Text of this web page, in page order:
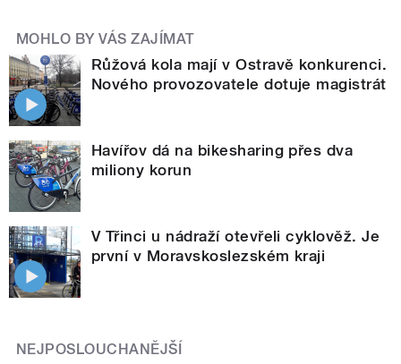
MOHLO BY VÁS ZAJÍMAT
Růžová kola mají v Ostravě konkurenci.
Nového provozovatele dotuje magistrát
Havířov dá na bikesharing přes dva
miliony korun
V Třinci u nádraží otevřeli cyklověž. Je
první v Moravskoslezském kraji
NEJPOSLOUCHANĚJŠÍ